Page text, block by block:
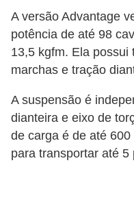
A versão Advantage
potência de até 98
13,5 kgfm. Ela possui
marchas e tração
A suspensão é
dianteira e eixo de
de carga é de até
para transportar até 5
n
u
t
n
ç
ã